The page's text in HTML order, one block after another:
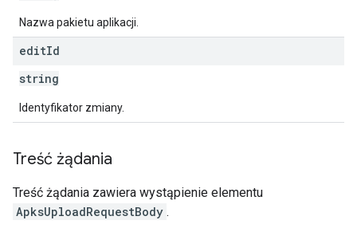
Nazwa pakietu aplikacji.
editId
string
Identyfikator zmiany.
Treść żądania
Treść żądania zawiera wystąpienie elementu
ApksUploadRequestBody .